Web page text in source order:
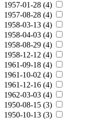
1957-01-28 (4)
1957-08-28 (4)
1958-03-13 (4)
1958-04-03 (4)
1958-08-29 (4)
1958-12-12 (4)
1961-09-18 (4)
1961-10-02 (4)
1961-12-16 (4)
1962-03-03 (4)
1950-08-15 (3)
1950-10-13 (3)